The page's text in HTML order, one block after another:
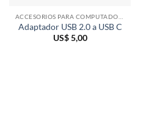
Adaptador USB 2.0 a USB C
US$5,00